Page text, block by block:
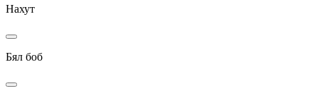
Нахут
Бял боб